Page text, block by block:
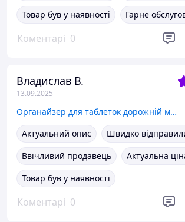
Товар був у наявності
Гарне
Коментарі 0
Владислав В.
13.09.2025
Органайзер для таблеток дорожній металевий медичний компактний контейнер органайзер таблетниця
Актуальний опис
Швидко
Ввічливий продавець
Актуальна
Товар був у наявності
Коментарі 0